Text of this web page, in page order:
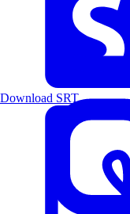
Download SRT